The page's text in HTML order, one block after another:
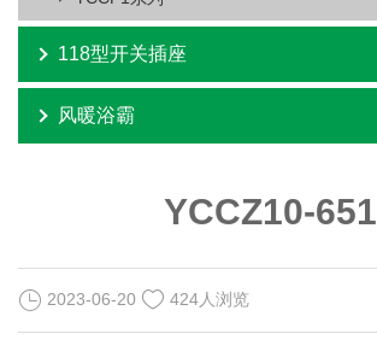
118型开关插座
风暖浴霸
YCCZ10-651
2023-06-20 424人浏览